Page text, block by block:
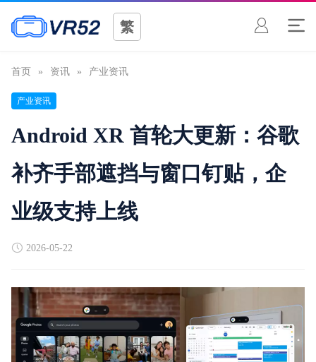
繁
首页 » 资讯 » 产业资讯
产业资讯
Android XR 首轮大更新：谷歌
补齐手部遮挡与窗口钉贴，企
业级支持上线
2026-05-22